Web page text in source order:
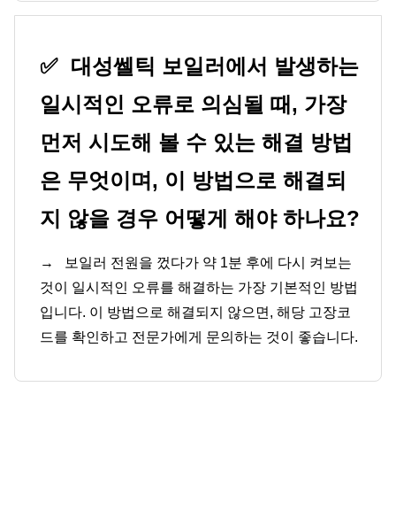
✅ 대성쎌틱 보일러에서 발생하는
일시적인 오류로 의심될 때, 가장
먼저 시도해 볼 수 있는 해결 방법
은 무엇이며, 이 방법으로 해결되
지 않을 경우 어떻게 해야 하나요?
→
보일러 전원을 껐다가 약 1분 후에 다시 켜보는
것이 일시적인 오류를 해결하는 가장 기본적인 방법
입니다. 이 방법으로 해결되지 않으면, 해당 고장코
드를 확인하고 전문가에게 문의하는 것이 좋습니다.